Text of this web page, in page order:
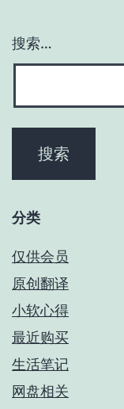
搜索…
分类
仅供会员
原创翻译
小软心得
最近购买
生活笔记
网盘相关